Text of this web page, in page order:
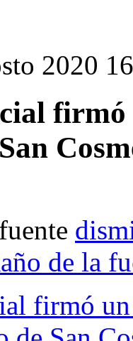
2020
firmó
de la